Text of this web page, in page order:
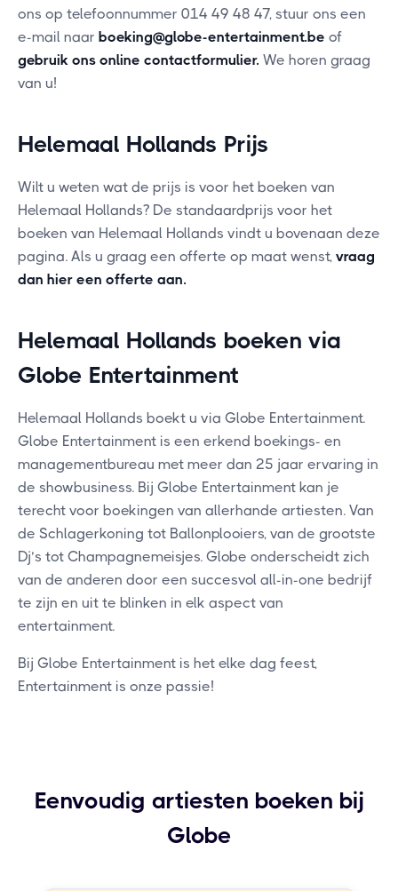
ons op telefoonnummer 014 49 48 47, stuur ons een
e-mail naar boeking@globe-entertainment.be of
gebruik ons online contactformulier. We horen graag
van u!
Helemaal Hollands Prijs
Wilt u weten wat de prijs is voor het boeken van
Helemaal Hollands? De standaardprijs voor het
boeken van Helemaal Hollands vindt u bovenaan deze
pagina. Als u graag een offerte op maat wenst, vraag
dan hier een offerte aan.
Helemaal Hollands boeken via
Globe Entertainment
Helemaal Hollands boekt u via Globe Entertainment.
Globe Entertainment is een erkend boekings- en
managementbureau met meer dan 25 jaar ervaring in
de showbusiness. Bij Globe Entertainment kan je
terecht voor boekingen van allerhande artiesten. Van
de Schlagerkoning tot Ballonplooiers, van de grootste
Dj’s tot Champagnemeisjes. Globe onderscheidt zich
van de anderen door een succesvol all-in-one bedrijf
te zijn en uit te blinken in elk aspect van
entertainment.
Bij Globe Entertainment is het elke dag feest,
Entertainment is onze passie!
Eenvoudig artiesten boeken bij
Globe